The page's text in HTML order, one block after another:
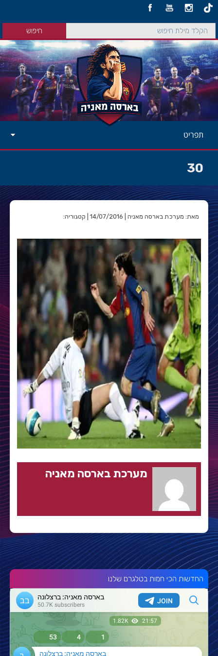
תפריט
30
מאת: מערכת בארסה מאניה | 14/07/2016 | קטגוריה:
מערכת בארסה מאניה
החדשות הכי חמות בטלגרם שלנו